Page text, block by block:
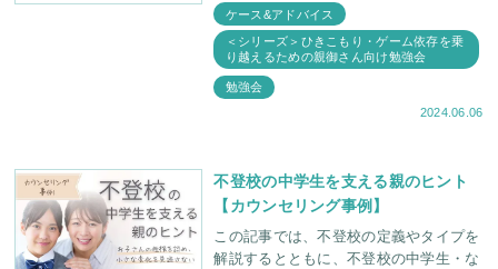
ムを無
ケース&アドバイス
＜シリーズ＞ひきこもり・ゲーム依存を乗
り越えるための親御さん向け勉強会
勉強会
2024.06.06
不登校の中学生を支える親のヒント
【カウンセリング事例】
この記事では、不登校の定義やタイプを
解説するとともに、不登校の中学生・な